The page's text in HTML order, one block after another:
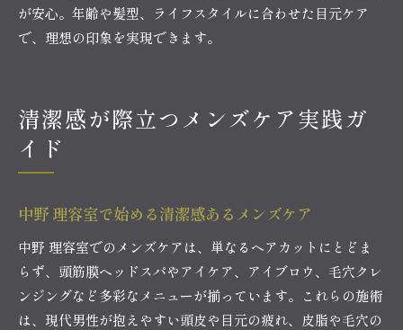
が安心。年齢や髪型、ライフスタイルに合わせた目元ケア
で、理想の印象を実現できます。
清潔感が際立つメンズケア実践ガ
イド
中野 理容室で始める清潔感あるメンズケア
中野 理容室でのメンズケアは、単なるヘアカットにとどま
らず、頭筋膜ヘッドスパやアイケア、アイブロウ、毛穴クレ
ンジングなど多彩なメニューが揃っています。これらの施術
は、現代男性が抱えやすい頭皮や目元の疲れ、皮脂や毛穴の